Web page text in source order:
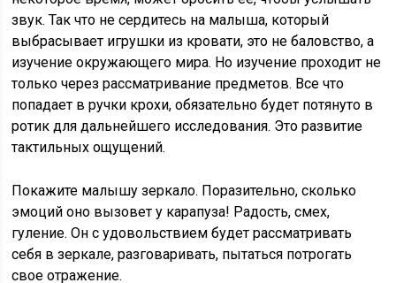
звук. Так что не сердитесь на малыша, который
выбрасывает игрушки из кровати, это не баловство, а
изучение окружающего мира. Но изучение проходит не
только через рассматривание предметов. Все что
попадает в ручки крохи, обязательно будет потянуто в
ротик для дальнейшего исследования. Это развитие
тактильных ощущений.
Покажите малышу зеркало. Поразительно, сколько
эмоций оно вызовет у карапуза! Радость, смех,
гуление. Он с удовольствием будет рассматривать
себя в зеркале, разговаривать, пытаться потрогать
свое отражение.